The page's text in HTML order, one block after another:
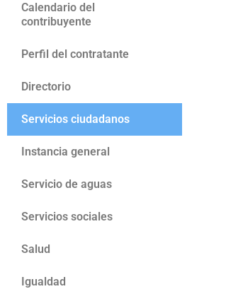
Calendario del
contribuyente
Perfil del contratante
Directorio
Servicios ciudadanos
Instancia general
Servicio de aguas
Servicios sociales
Salud
Igualdad